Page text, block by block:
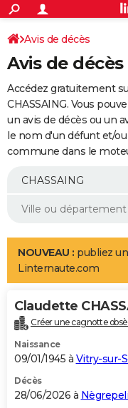
ACTUALITÉS
Politique
Société
Faits Divers
Education
Monde
Villes
+
SPORT
Coupe du monde 2026
Football
Tennis
Cyclisme
Rugby
Forum
Programme TV
TNT
Streaming
Cinéma
Sorties cinéma
Musique
+
FINANCE
Impôts
Immobilier
Risques naturels par ville
Banque
Assurance
Crédit
AUTO
Essais
Réserver un essai
Citadines
Berlines
SUV
Forum auto
+
Mobiles
Meilleur smartphone
Internet
Ordinateurs
Jeux vidéo
Guide high-tech
Aménagement intérieur
LIFESTYLE
Art de vivre
Bien-être
Loisirs
Mode
Modes de vie
Alimentation
Guide de la santé
Maladies
Médicaments
Sommeil
VOYAGE
Destinations
City break
Voyage nature
Voyage de noces
Forum
Climat
+PHOTO
GUIDES D'ACHAT
BONS PLANS
Avis de décès
Avis de décès
Accédez gratuitement
CHASSAING. Vous
un avis de décès ou un
le nom d'un défunt et/
commune dans le
NOUVEAU : publiez un
Linternaute.com
Claudette
Créer une cagnotte
Naissance
09/01/1945 à Vitry-sur-
Décès
28/06/2026 à